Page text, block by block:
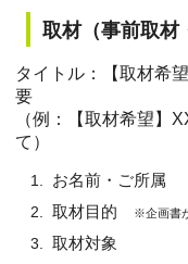
取材（事前取材
タイトル：【取材希
要
（例：【取材希望】
て）
お名前・ご所属
取材目的
※企画書
取材対象